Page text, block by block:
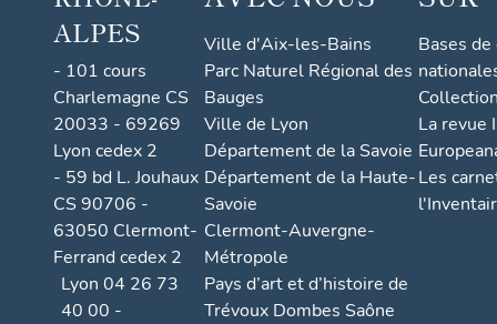
ALPES
- 101 cours
Charlemagne CS
20033 - 69269
Lyon cedex 2
- 59 bd L. Jouhaux
CS 90706 -
63050 Clermont-
Ferrand cedex 2
Lyon 04 26 73
40 00 -
Ville d'Aix-les-Bains
Parc Naturel Régional des
Bauges
Ville de Lyon
Département de la Savoie
Département de la Haute-
Savoie
Clermont-Auvergne-
Métropole
Pays d’art et d’histoire de
Trévoux Dombes Saône
Bases
La revue
Les